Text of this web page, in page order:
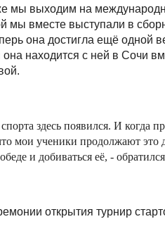
мы выходим на
мы вместе выступали в
она достигла ещё
она находится с ней в Сочи
здесь появился. И когда
мои ученики продолжают это
и добиваться её, -
открытия турнир